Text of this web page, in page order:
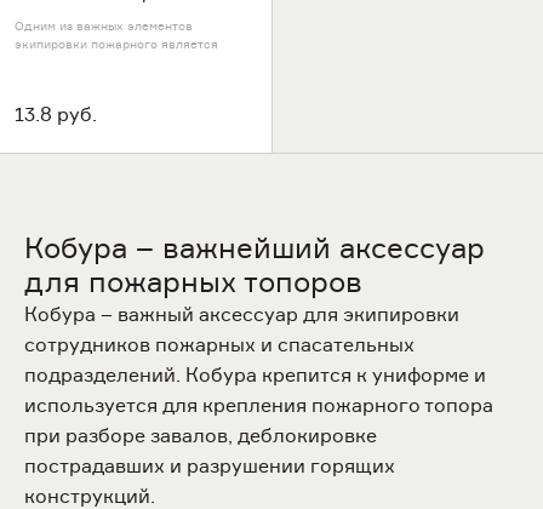
Одним из важных элементов
экипировки пожарного является
13.8 руб.
Кобура – важнейший аксессуар
для пожарных топоров
Кобура – важный аксессуар для экипировки
сотрудников пожарных и спасательных
подразделений. Кобура крепится к униформе и
используется для крепления пожарного топора
при разборе завалов, деблокировке
пострадавших и разрушении горящих
конструкций.